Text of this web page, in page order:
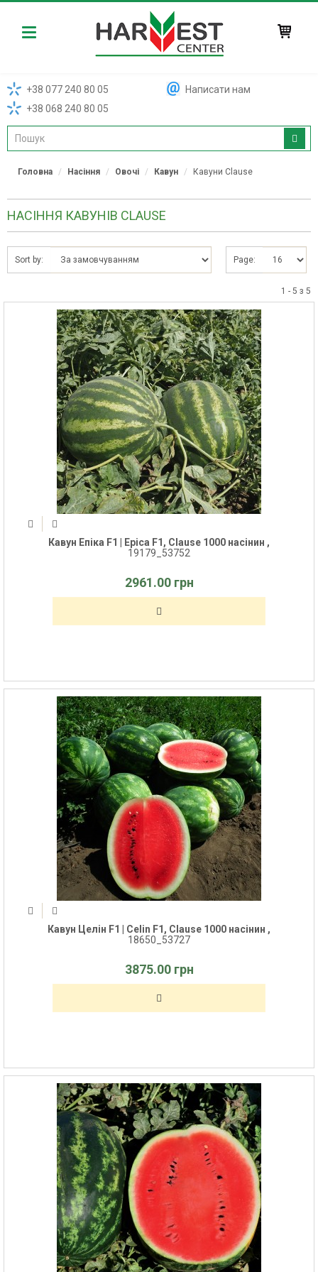
Harvest
+38 077 240 80 05
+38 068 240 80 05
Написати нам
Головна Насіння Овочі Кавун Кавуни Clause
НАСІННЯ КАВУНІВ CLAUSE
Sort by: Page:
1 - 5 з 5
Кавун Епіка F1 | Epica F1, Clause 1000 насінин ,
19179_53752
2961.00 грн
Кавун Целін F1 | Celin F1, Clause 1000 насінин ,
18650_53727
3875.00 грн